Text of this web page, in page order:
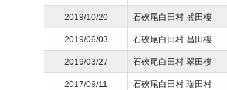
2019/10/20 石硤尾白田村 盛田樓
2019/06/03 石硤尾白田村 昌田樓
2019/03/27 石硤尾白田村 翠田樓
2017/09/11 石硤尾白田村 瑞田村